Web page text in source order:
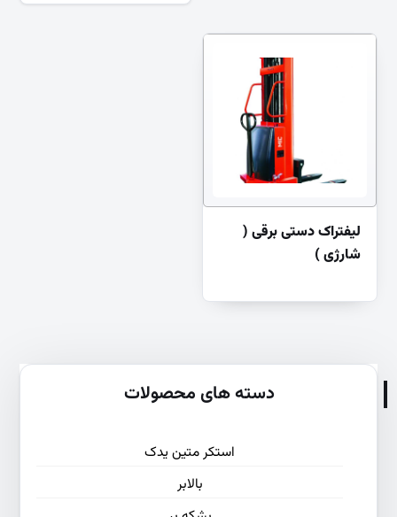
لیفتراک دستی برقی (
شارژی )
دسته های محصولات
استکر متین یدک
بالابر